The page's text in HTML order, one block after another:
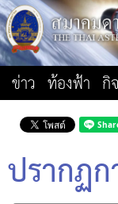
ข่าว ท้องฟ้า กิ
ปรากฏ